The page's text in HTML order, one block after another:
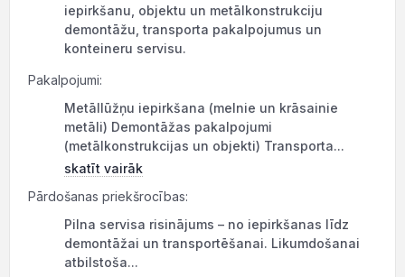
iepirkšanu, objektu un metālkonstrukciju
demontāžu, transporta pakalpojumus un
konteineru servisu.
Pakalpojumi:
Metāllūžņu iepirkšana (melnie un krāsainie
metāli) Demontāžas pakalpojumi
(metālkonstrukcijas un objekti) Transporta...
skatīt vairāk
Pārdošanas priekšrocības:
Pilna servisa risinājums – no iepirkšanas līdz
demontāžai un transportēšanai. Likumdošanai
atbilstoša...